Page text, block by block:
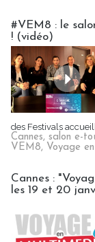
#VEM8 : le
! (vidéo)
des Festivals
Cannes, salon e-
VEM8, Voyage
Cannes :
les 19 et 20